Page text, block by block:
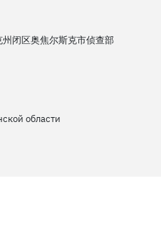
闭区奥焦尔斯克市侦查部
области